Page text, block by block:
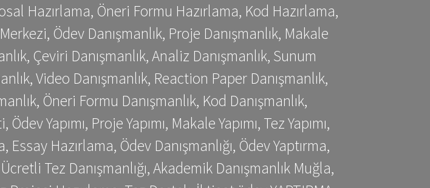
Hazırlama, Öneri Formu Hazırlama, Kod Hazırlama,
Ödev Danışmanlık, Proje Danışmanlık, Makale
Çeviri Danışmanlık, Analiz Danışmanlık, Sunum
Video Danışmanlık, Reaction Paper Danışmanlık,
Öneri Formu Danışmanlık, Kod Danışmanlık,
Yapımı, Proje Yapımı, Makale Yapımı, Tez Yapımı,
Essay Hazırlama, Ödev Danışmanlığı, Ödev Yaptırma,
Tez Danışmanlığı, Akademik Danışmanlık Muğla,